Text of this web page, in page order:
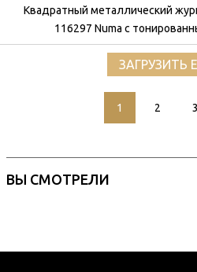
Квадратный металлический
116297 Numa с
ЗАГРУЗИТЬ
1 2 3
ВЫ СМОТРЕЛИ